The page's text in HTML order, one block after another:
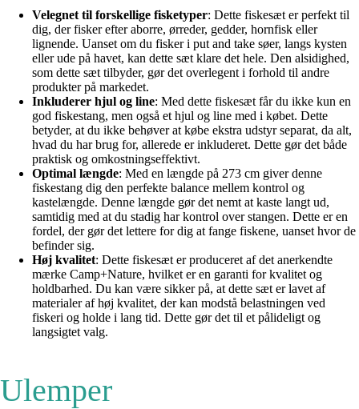
Velegnet til forskellige fisketyper: Dette fiskesæt er perfekt til
dig, der fisker efter aborre, ørreder, gedder, hornfisk eller
lignende. Uanset om du fisker i put and take søer, langs kysten
eller ude på havet, kan dette sæt klare det hele. Den alsidighed,
som dette sæt tilbyder, gør det overlegent i forhold til andre
produkter på markedet.
Inkluderer hjul og line: Med dette fiskesæt får du ikke kun en
god fiskestang, men også et hjul og line med i købet. Dette
betyder, at du ikke behøver at købe ekstra udstyr separat, da alt,
hvad du har brug for, allerede er inkluderet. Dette gør det både
praktisk og omkostningseffektivt.
Optimal længde: Med en længde på 273 cm giver denne
fiskestang dig den perfekte balance mellem kontrol og
kastelængde. Denne længde gør det nemt at kaste langt ud,
samtidig med at du stadig har kontrol over stangen. Dette er en
fordel, der gør det lettere for dig at fange fiskene, uanset hvor de
befinder sig.
Høj kvalitet: Dette fiskesæt er produceret af det anerkendte
mærke Camp+Nature, hvilket er en garanti for kvalitet og
holdbarhed. Du kan være sikker på, at dette sæt er lavet af
materialer af høj kvalitet, der kan modstå belastningen ved
fiskeri og holde i lang tid. Dette gør det til et pålideligt og
langsigtet valg.
Ulemper